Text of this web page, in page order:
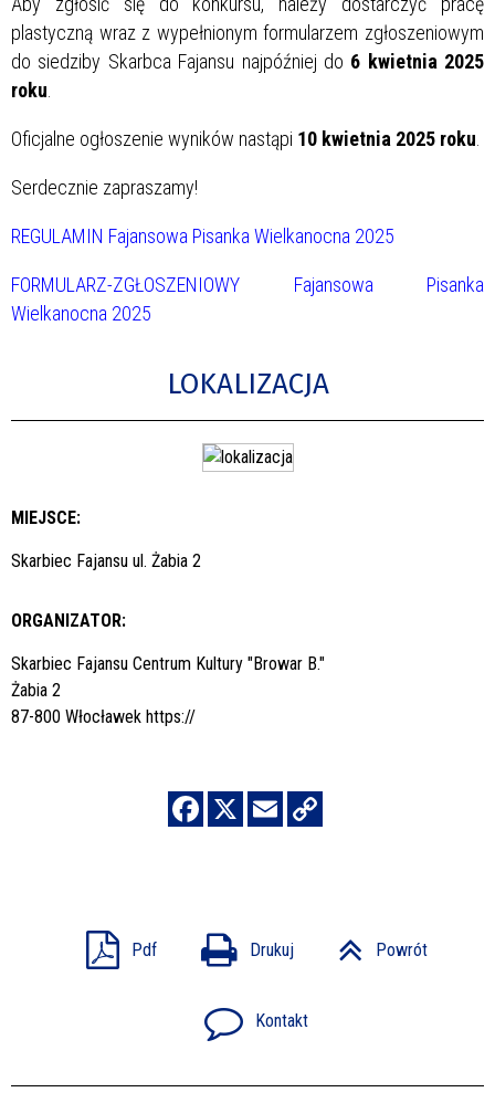
plastyczną wraz z wypełnionym formularzem zgłoszeniowym
do siedziby Skarbca Fajansu najpóźniej do 6 kwietnia 2025
roku
Oficjalne ogłoszenie wyników nastąpi 10 kwietnia 2025 roku
Serdecznie zapraszamy!
REGULAMIN Fajansowa Pisanka Wielkanocna 2025
FORMULARZ-ZGŁOSZENIOWY Fajansowa Pisanka
Wielkanocna 2025
LOKALIZACJA
MIEJSCE:
Skarbiec Fajansu ul. Żabia 2
ORGANIZATOR:
Skarbiec Fajansu Centrum Kultury "Browar B."
Żabia 2
87-800 Włocławek https://
Pdf Drukuj Powrót
Kontakt